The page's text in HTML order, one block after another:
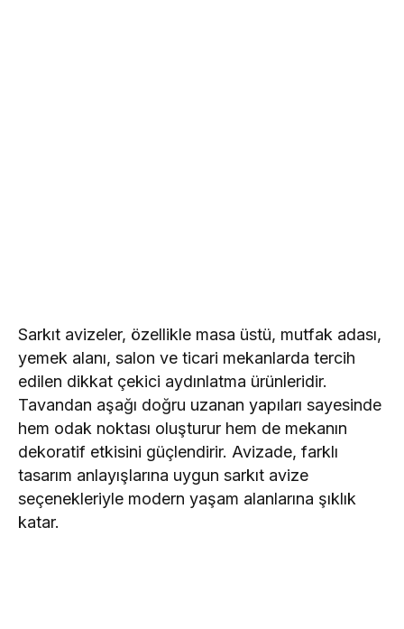
Sarkıt avizeler, özellikle masa üstü, mutfak adası,
yemek alanı, salon ve ticari mekanlarda tercih
edilen dikkat çekici aydınlatma ürünleridir.
Tavandan aşağı doğru uzanan yapıları sayesinde
hem odak noktası oluşturur hem de mekanın
dekoratif etkisini güçlendirir. Avizade, farklı
tasarım anlayışlarına uygun sarkıt avize
seçenekleriyle modern yaşam alanlarına şıklık
katar.